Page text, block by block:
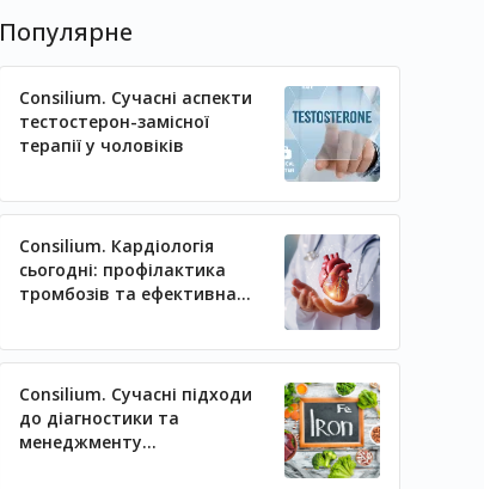
Популярне
Consilium. Сучасні аспекти
тестостерон-замісної
терапії у чоловіків
Consilium. Кардіологія
сьогодні: профілактика
тромбозів та ефективна
Consilium. Сучасні підходи
до діагностики та
менеджменту